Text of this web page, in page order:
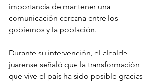
importancia de mantener una
comunicación cercana entre los
gobiernos y la población.
Durante su intervención, el alcalde
juarense señaló que la transformación
que vive el país ha sido posible gracias